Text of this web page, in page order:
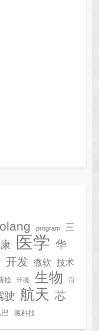
program
三
医学 华
开发 微软 技术
拉 环境 生物 百
驶 航天 芯
黑科技